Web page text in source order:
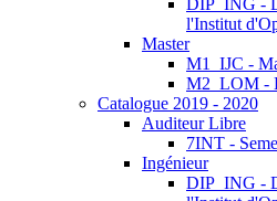
DIP_ING -
l'Institut
Master
M1_IJC -
M2_LOM -
Catalogue 2019 - 2020
Auditeur Libre
7INT -
Ingénieur
DIP_ING -